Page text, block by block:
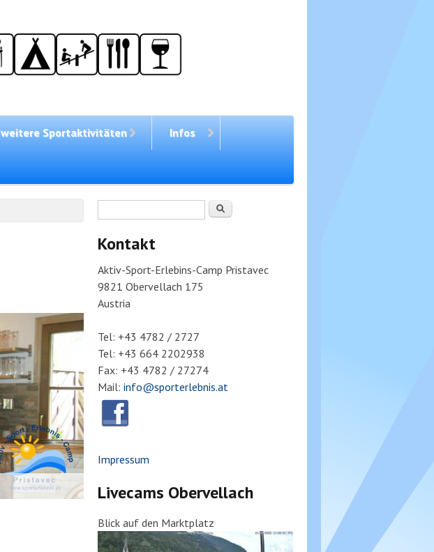
weitere Sportaktivitäten Infos
Suche
Kontakt
Aktiv-Sport-Erlebins-Camp Pristavec
9821 Obervellach 175
Austria
Tel: +43 4782 / 2727
Tel: +43 664 2202938
Fax: +43 4782 / 27274
Mail: info@sporterlebnis.at
Impressum
Livecams Obervellach
Blick auf den Marktplatz